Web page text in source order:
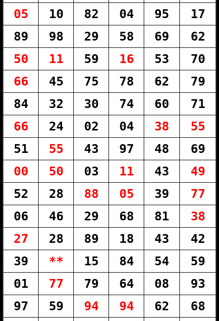
05 10 82 04 95
17
89
98 29 58 69
62
50
11 59 16 53
70
66
45 75 78 62
79
84
32 30 74 60
71
66
24 02 04 38
55
51
55 43 97 48
69
00
50 03 11 43
49
52
28 88 05 39
77
06
46 29 68 81
38
27
28 89 18 43
42
39
** 15 84 54
59
01
77 79 64 08
93
97
59 94 94 62
68